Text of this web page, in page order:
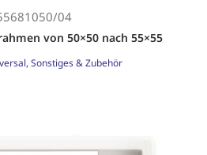
04
von 50×50 nach 55×55
, Sonstiges & Zubehör